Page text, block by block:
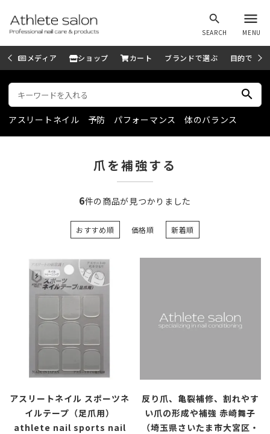
search
SEARCH
menu
MENU
メディア ショップ カート ブランドで選ぶ 目的で選ぶ
search
アスリートネイル 予防 パフォーマンス 体のバランス
爪を補強する
6件の商品が見つかりました
おすすめ順 価格順 新着順
アスリートネイル スポーツネ
イルテープ（足爪用）
athlete nail sports nail
反り爪、亀裂補修、割れやす
い爪の形成や補強 赤崎舞子
（埼玉県さいたま市大宮区・